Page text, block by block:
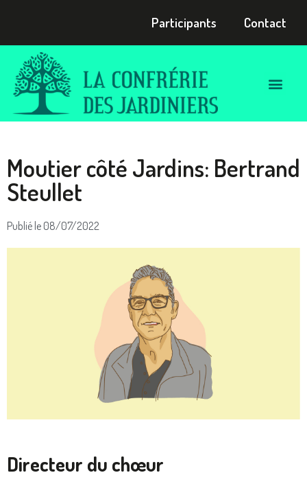
Participants Contact
Moutier côté Jardins: Bertrand
Steullet
Publié le 08/07/2022
Directeur du chœur